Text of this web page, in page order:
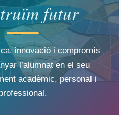
futur
innovació i compromís
l’alumnat en el seu
acadèmic, personal i